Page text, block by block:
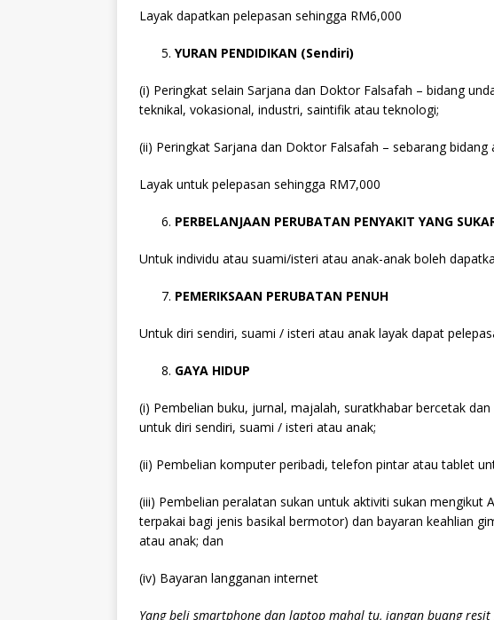
Layak dapatkan pelepasan sehingga RM6,000
YURAN PENDIDIKAN (Sendiri)
(i) Peringkat selain Sarjana dan Doktor Falsafah – bidang
teknikal, vokasional, industri, saintifik atau teknologi;
(ii) Peringkat Sarjana dan Doktor Falsafah – sebarang bidang
Layak untuk pelepasan sehingga RM7,000
PERBELANJAAN PERUBATAN PENYAKIT YANG
Untuk individu atau suami/isteri atau anak-anak boleh
PEMERIKSAAN PERUBATAN PENUH
Untuk diri sendiri, suami / isteri atau anak layak dapat
GAYA HIDUP
(i) Pembelian buku, jurnal, majalah, suratkhabar bercetak
untuk diri sendiri, suami / isteri atau anak;
(ii) Pembelian komputer peribadi, telefon pintar atau tablet
(iii) Pembelian peralatan sukan untuk aktiviti sukan mengikut
terpakai bagi jenis basikal bermotor) dan bayaran keahlian
atau anak; dan
(iv) Bayaran langganan internet
Yang beli smartphone dan laptop mahal tu, jangan buang